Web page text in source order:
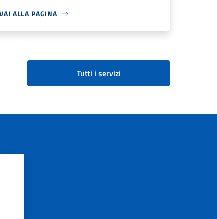
VAI ALLA PAGINA
Tutti i servizi